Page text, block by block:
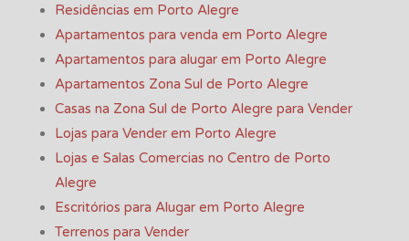
Residências em Porto Alegre
Apartamentos para venda em Porto Alegre
Apartamentos para alugar em Porto Alegre
Apartamentos Zona Sul de Porto Alegre
Casas na Zona Sul de Porto Alegre para Vender
Lojas para Vender em Porto Alegre
Lojas e Salas Comercias no Centro de Porto
Alegre
Escritórios para Alugar em Porto Alegre
Terrenos para Vender